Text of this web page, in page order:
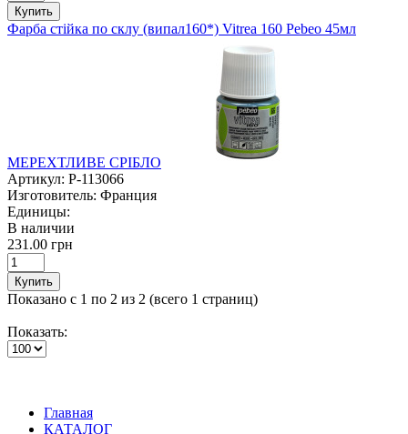
Купить
Фарба стійка по склу (випал160*) Vitrea 160 Pebeo 45мл
МЕРЕХТЛИВЕ СРІБЛО
Артикул: P-113066
Изготовитель: Франция
Единицы:
В наличии
231.00 грн
Купить
Показано с 1 по 2 из 2 (всего 1 страниц)
Показать:
Главная
КАТАЛОГ